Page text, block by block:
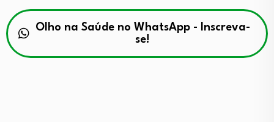
Olho na Saúde no WhatsApp - Inscreva-
se!